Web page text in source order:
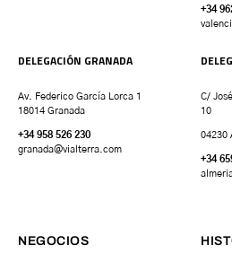
+34
DELEGACIÓN GRANADA
Av. Federico García Lorca 1
18014 Granada
+34 958 526 230
granada@vialterra.com
C/
10
04230
+34
NEGOCIOS